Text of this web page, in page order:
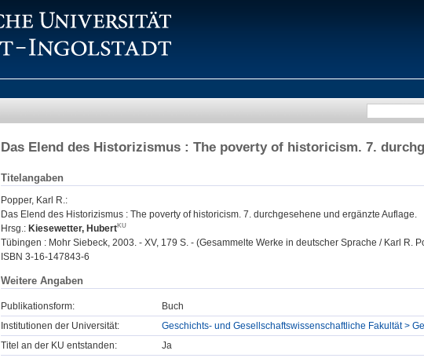
Das Elend des Historizismus : The poverty of historicism. 7.
Titelangaben
Popper, Karl R.:
Das Elend des Historizismus : The poverty of historicism. 7. durchgesehene und ergänzte Auflage.
Hrsg.: Kiesewetter, Hubert
Tübingen : Mohr Siebeck, 2003. - XV, 179 S. - (Gesammelte Werke in deutscher Sprache / Karl R.
ISBN 3-16-147843-6
Weitere Angaben
Publikationsform:
Buch
Institutionen der Universität:
Geschichts- und Gesellschaftswissenschaftliche Fakultät >
Titel an der KU entstanden:
Ja